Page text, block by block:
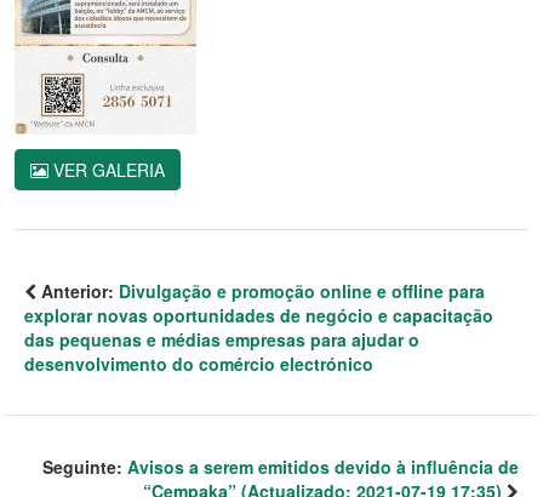
VER GALERIA
Anterior: Divulgação e promoção online e offline para
explorar novas oportunidades de negócio e capacitação
das pequenas e médias empresas para ajudar o
desenvolvimento do comércio electrónico
Seguinte: Avisos a serem emitidos devido à influência de
“Cempaka” (Actualizado: 2021-07-19 17:35)